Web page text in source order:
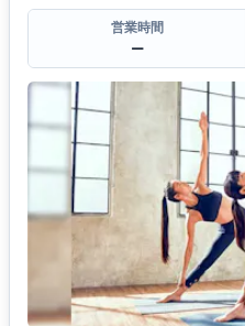
営業時間
ー